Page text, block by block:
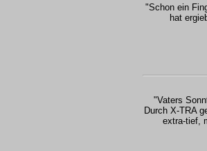
"Schon ein
hat
"Vaters
Durch X-TRA
extra-tief,